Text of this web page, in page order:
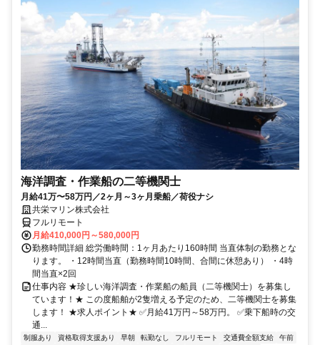
海洋調査・作業船の二等機関士
月給41万〜58万円／2ヶ月～3ヶ月乗船／荷役ナシ
共栄マリン株式会社
フルリモート
月給410,000円～580,000円
勤務時間詳細 総労働時間：1ヶ月あたり160時間 当直体制の勤務とな
ります。 ・12時間当直（勤務時間10時間、合間に休憩あり） ・4時
間当直×2回
仕事内容 ★珍しい海洋調査・作業船の船員（二等機関士）を募集し
ています！★ この度船舶が2隻増える予定のため、二等機関士を募集
します！ ★求人ポイント★ ✅月給41万円～58万円。 ✅乗下船時の交
通...
制服あり 資格取得支援あり 早朝 転勤なし フルリモート 交通費全額支給
午前